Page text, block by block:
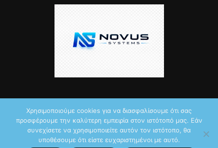
© 2026 by iTechNews.gr
Χρησιμοποιούμε cookies για να διασφαλίσουμε ότι σας
προσφέρουμε την καλύτερη εμπειρία στον ιστότοπό μας. Εάν
συνεχίσετε να χρησιμοποιείτε αυτόν τον ιστότοπο, θα
υποθέσουμε ότι είστε ευχαριστημένοι με αυτό.